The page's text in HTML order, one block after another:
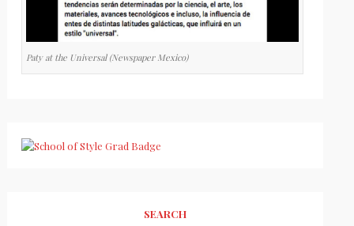
Paty at the Universal (Newspaper Mexico)
SEARCH